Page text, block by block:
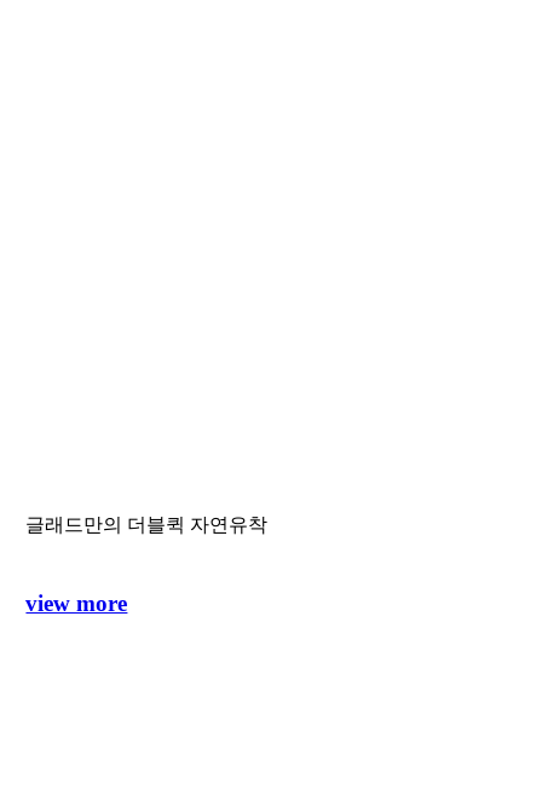
글래드만의 더블퀵 자연유착
view more